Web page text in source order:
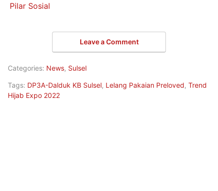
Pilar Sosial
Leave a Comment
Categories: News, Sulsel
Tags: DP3A-Dalduk KB Sulsel, Lelang Pakaian Preloved, Trend
Hijab Expo 2022